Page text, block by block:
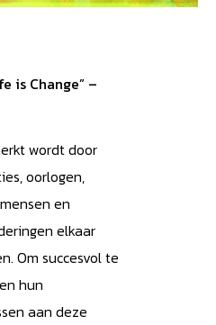
is Change” –
wordt door
oorlogen,
en
elkaar
Om succesvol te
hun
aan deze